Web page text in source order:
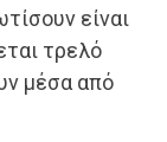
είναι
τρελό
μέσα από